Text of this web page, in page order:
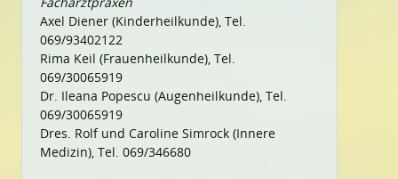
Axel Diener (Kinderheilkunde), Tel.
069/93402122
Rima Keil (Frauenheilkunde), Tel.
069/30065919
Dr. Ileana Popescu (Augenheilkunde), Tel.
069/30065919
Dres. Rolf und Caroline Simrock (Innere
Medizin), Tel. 069/346680